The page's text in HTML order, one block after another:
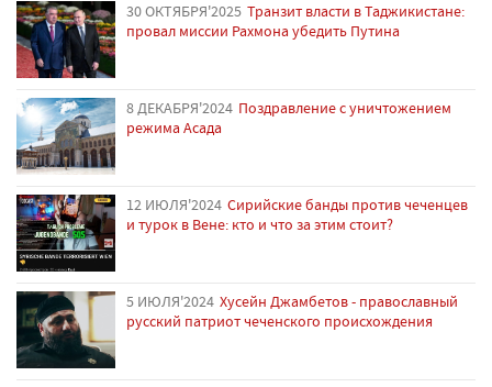
30 ОКТЯБРЯ'2025 Транзит власти в Таджикистане:
провал миссии Рахмона убедить Путина
8 ДЕКАБРЯ'2024 Поздравление с уничтожением
режима Асада
12 ИЮЛЯ'2024 Сирийские банды против чеченцев
и турок в Вене: кто и что за этим стоит?
5 ИЮЛЯ'2024 Хусейн Джамбетов - православный
русский патриот чеченского происхождения